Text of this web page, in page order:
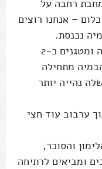
רחבה על
– אנחנו רוצים
נכנסת.
מוסיפים את שמן הזית והבמיה ומטגנים כ-2
מתחילה
נהייה יותר
ערבוב עוד חצי
והסוכר,
ומביאים לרתיחה